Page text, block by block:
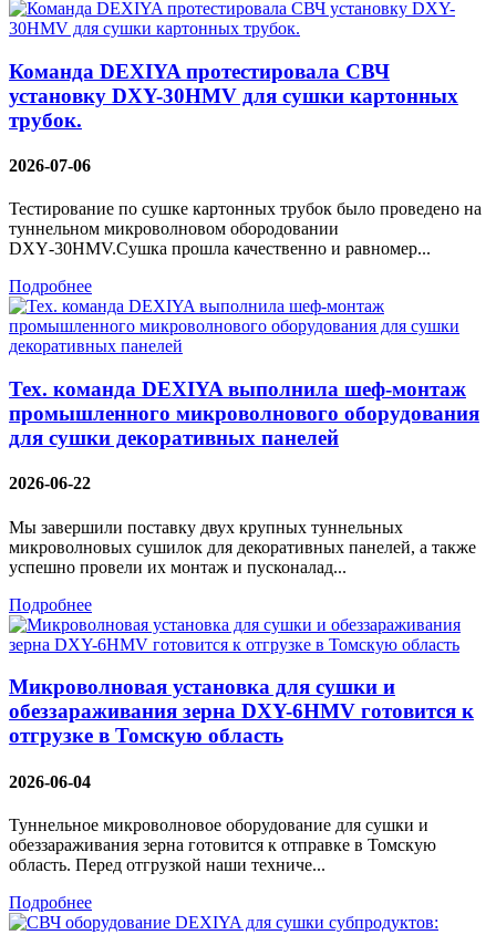
Команда DEXIYA протестировала СВЧ
установку DXY-30HMV для сушки картонных
трубок.
2026-07-06
Тестирование по сушке картонных трубок было проведено на
туннельном микроволновом обородовании
DXY‑30HMV.Сушка прошла качественно и равномер...
Подробнее
Тех. команда DEXIYA выполнила шеф-монтаж
промышленного микроволнового оборудования
для сушки декоративных панелей
2026-06-22
Мы завершили поставку двух крупных туннельных
микроволновых сушилок для декоративных панелей, а также
успешно провели их монтаж и пусконалад...
Подробнее
Микроволновая установка для сушки и
обеззараживания зерна DXY-6HMV готовится к
отгрузке в Томскую область
2026-06-04
Туннельное микроволновое оборудование для сушки и
обеззараживания зерна готовится к отправке в Томскую
область. Перед отгрузкой наши техниче...
Подробнее